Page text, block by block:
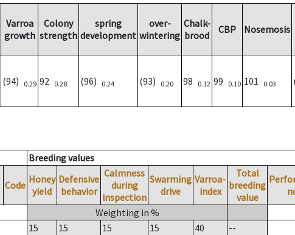
Varroa
growth
Colony
strength
spring
development
over-
wintering
Chalk-
brood
CBP Nosemosis
(94) 0.29 92 0.28 (96) 0.24 (93) 0.20 98 0.12 99 0.10 101 0.03
Breeding values
Code Honey
yield
Defensive
behavior
Calmness
during
inspection
Swarming
drive
Varroa-
index
Total
breeding
value
Weighting in %
15
15 15 15 40
--